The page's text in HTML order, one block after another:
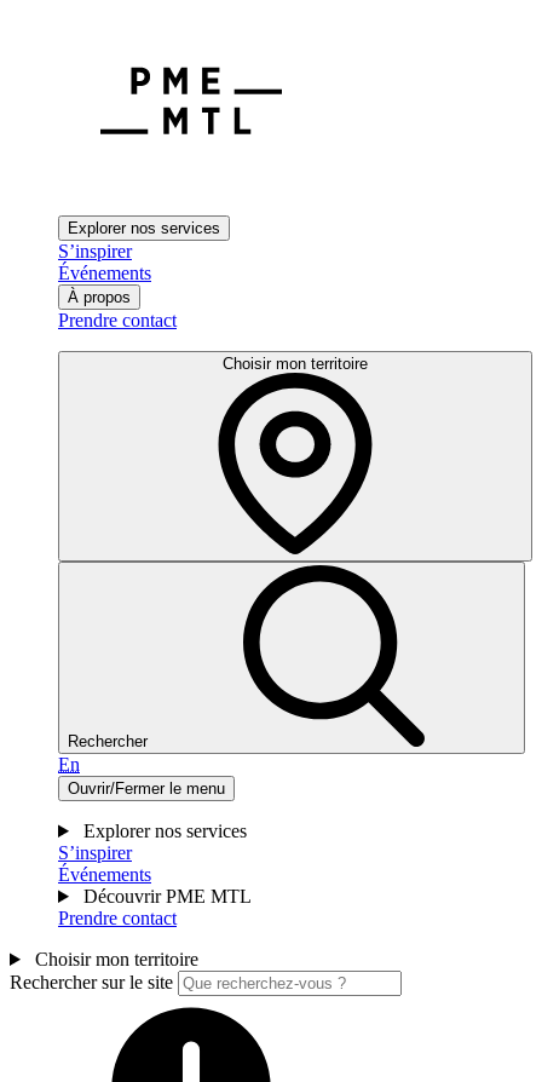
Explorer nos services
S’inspirer
Événements
À propos
Prendre contact
Choisir mon territoire
Rechercher
En
Ouvrir/Fermer le menu
Explorer nos services
S’inspirer
Événements
Découvrir PME MTL
Prendre contact
Choisir mon territoire
Rechercher sur le site